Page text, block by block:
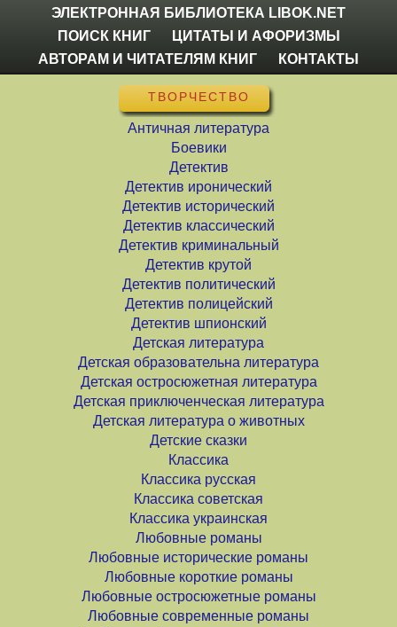
ЭЛЕКТРОННАЯ БИБЛИОТЕКА LIBOK.NET
ПОИСК КНИГ
ЦИТАТЫ И АФОРИЗМЫ
АВТОРАМ И ЧИТАТЕЛЯМ КНИГ
КОНТАКТЫ
ТВОРЧЕСТВО
Античная литература
Боевики
Детектив
Детектив иронический
Детектив исторический
Детектив классический
Детектив криминальный
Детектив крутой
Детектив политический
Детектив полицейский
Детектив шпионский
Детская литература
Детская образовательна литература
Детская остросюжетная литература
Детская приключенческая литература
Детская литература о животных
Детские сказки
Классика
Классика русская
Классика советская
Классика украинская
Любовные романы
Любовные исторические романы
Любовные короткие романы
Любовные остросюжетные романы
Любовные современные романы